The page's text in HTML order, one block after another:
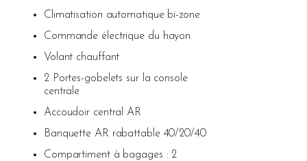
Climatisation automatique bi-zone
Commande électrique du hayon
Volant chauffant
2 Portes-gobelets sur la console
centrale
Accoudoir central AR
Banquette AR rabattable 40/20/40
Compartiment à bagages : 2